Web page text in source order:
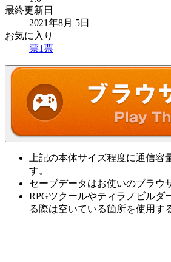
最終更新日
2021年8月 5日
お気に入り
票1 票
上記の本体サイズ程度に通信
す。
セーブデータはお使いのブラウ
RPGツクールやティラノビル
る際は空いている箇所を使用す